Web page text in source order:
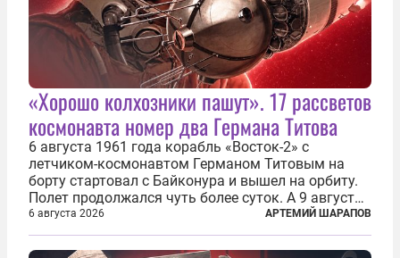
«Хорошо колхозники пашут». 17 рассветов
космонавта номер два Германа Титова
6 августа 1961 года корабль «Восток-2» с
летчиком-космонавтом Германом Титовым на
борту стартовал с Байконура и вышел на орбиту.
Полет продолжался чуть более суток. А 9 августа
второй человек в космосе получил звезду Героя
Советского Союза и орден Ленина. Миссия Титова
зачастую находится несколько...
6 августа 2026 АРТЕМИЙ ШАРАПОВ